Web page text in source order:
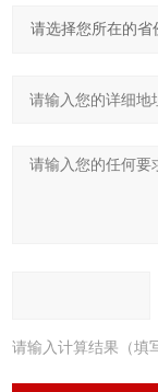
请输入计算结果（填